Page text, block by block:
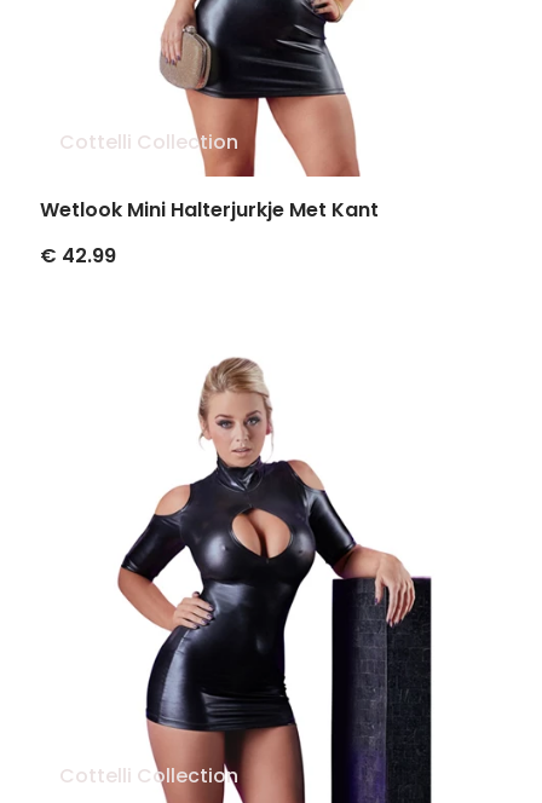
Cottelli Collection
Wetlook Mini Halterjurkje Met Kant
€ 42.99
Cottelli Collection